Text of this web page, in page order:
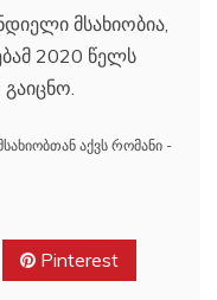
მსახიობია,
2020 წელს
აქვს რომანი -
Pinterest